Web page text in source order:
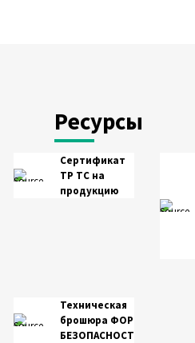
Ресурсы
Сертификат
ТР ТС на
продукцию
Техническая
брошюра ФОРТ
БЕЗОПАСНОСТИ